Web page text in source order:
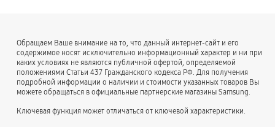
Обращаем Ваше внимание на то, что данный интернет-сайт и его
содержимое носят исключительно информационный характер и ни при
каких условиях не являются публичной офертой, определяемой
положениями Статьи 437 Гражданского кодекса РФ. Для получения
подробной информации о наличии и стоимости указанных товаров Вы
можете обращаться в официальные партнерские магазины Samsung.
Ключевая функция может отличаться от ключевой характеристики.